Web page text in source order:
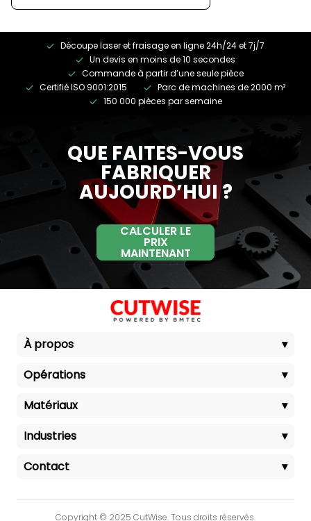
Découpe laser et fraisage en ligne 24h/24 et 7j/7
Un devis en moins de 10 secondes
Commande à partir d’une seule pièce
Certifié ISO 9001:2015
Parc de machines de 2000 m²
150 000 pièces par semaine
QUE FAITES-VOUS
FABRIQUER
AUJOURD’HUI ?
CALCULER LE
PRIX
MAINTENANT
À propos
▾
Opérations
▾
Matériaux
▾
Industries
▾
Contact
▾
Copyright © 2025 CutWise. Tous droits réservés.